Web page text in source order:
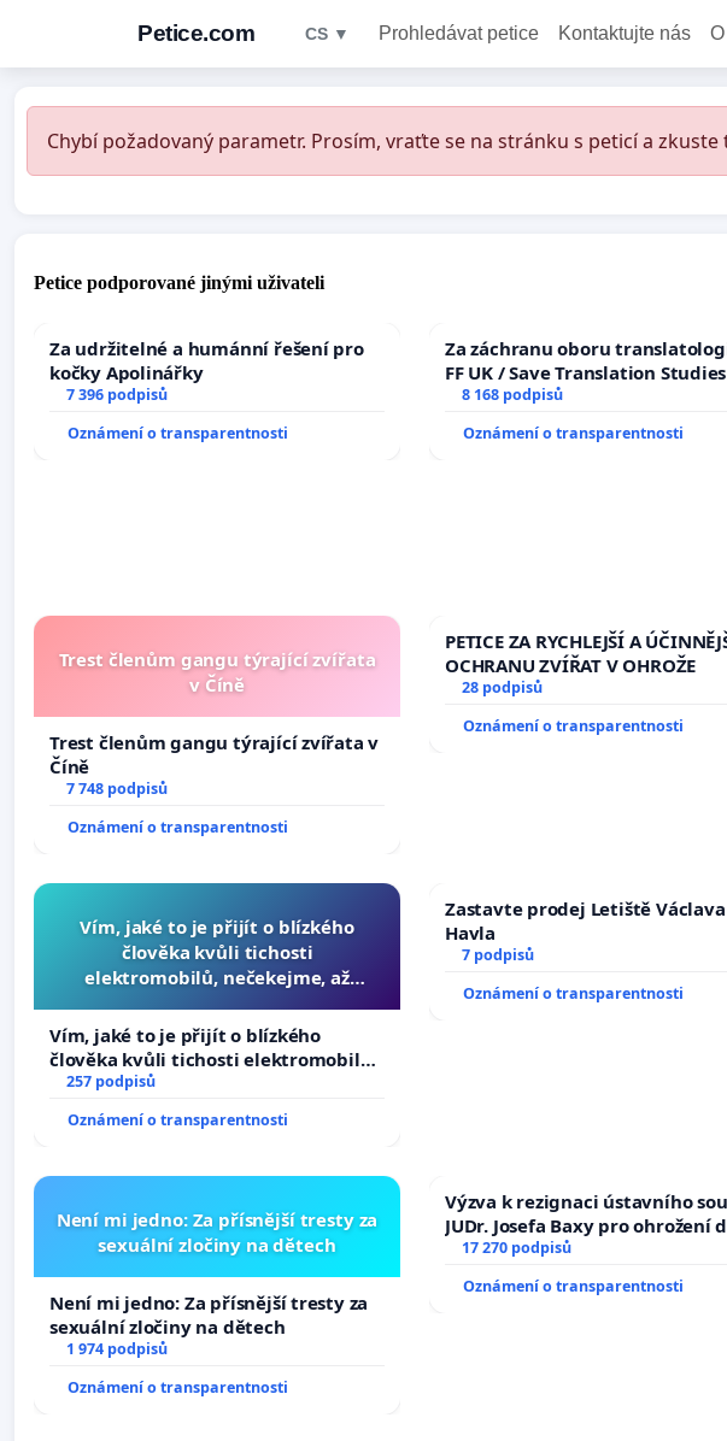
Petice.com CS ▼ Prohledávat petice Kontaktujte nás
Chybí požadovaný parametr. Prosím, vraťte se na stránku s peticí a zkuste
Petice podporované jinými uživateli
Za udržitelné a humánní řešení pro
kočky Apolinářky
7 396 podpisů
Oznámení o transparentnosti
Za záchranu oboru
FF UK / Save Translation
the Faculty of Arts, Charles
University
8 168 podpisů
Oznámení o transparentnosti
Trest členům gangu týrající zvířata
v Číně
Trest členům gangu týrající zvířata v
Číně
7 748 podpisů
Oznámení o transparentnosti
PETICE ZA RYCHLEJŠÍ A
OCHRANU ZVÍŘAT V OHROŽE
28 podpisů
Oznámení o transparentnosti
Vím, jaké to je přijít o blízkého
člověka kvůli tichosti
elektromobilů, nečekejme, až
auta!
Vím, jaké to je přijít o blízkého
člověka kvůli tichosti elektromobilů,
nečekejme, až přibydou další,
zaveďme slyšitelná auta!
257 podpisů
Oznámení o transparentnosti
Zastavte prodej Letiště Václava
Havla
7 podpisů
Oznámení o transparentnosti
Není mi jedno: Za přísnější tresty za
sexuální zločiny na dětech
Není mi jedno: Za přísnější tresty za
sexuální zločiny na dětech
1 974 podpisů
Oznámení o transparentnosti
Výzva k rezignaci ústavního
JUDr. Josefa Baxy pro ohrožení
ve spravedlivý proces
17 270 podpisů
Oznámení o transparentnosti